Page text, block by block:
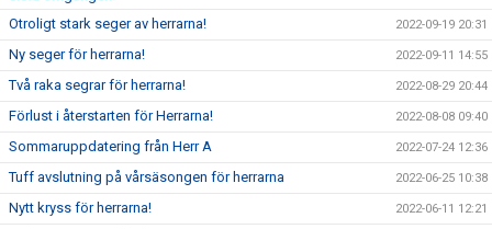
Otroligt stark seger av herrarna! 2022-09-19 20:31
Ny seger för herrarna! 2022-09-11 14:55
Två raka segrar för herrarna! 2022-08-29 20:44
Förlust i återstarten för Herrarna! 2022-08-08 09:40
Sommaruppdatering från Herr A 2022-07-24 12:36
Tuff avslutning på vårsäsongen för herrarna 2022-06-25 10:38
Nytt kryss för herrarna! 2022-06-11 12:21